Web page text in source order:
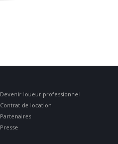
Devenir loueur professionnel
Contrat de location
Partenaires
Presse